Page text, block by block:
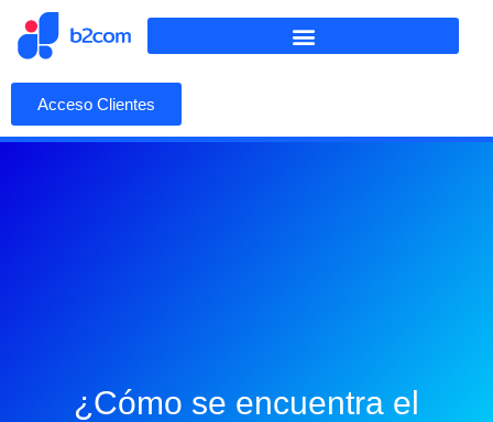
Acceso Clientes
¿Cómo se encuentra el